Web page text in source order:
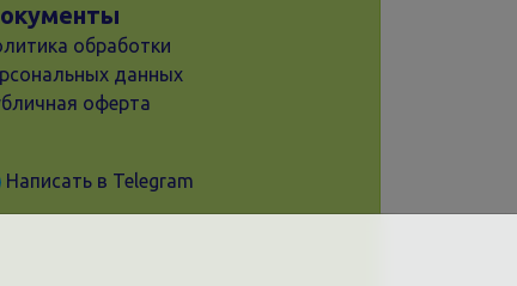
обработки
данных
оферта
Написать в Telegram